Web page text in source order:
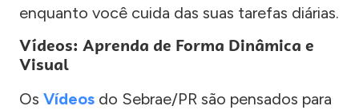
enquanto você cuida das suas tarefas diárias.
Vídeos: Aprenda de Forma Dinâmica e
Visual
Os Vídeos do Sebrae/PR são pensados para